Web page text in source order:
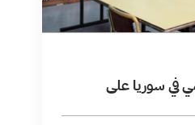
في سوريا على